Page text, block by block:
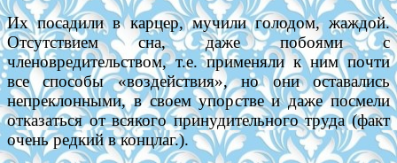
Их посадили в карцер, мучили голодом, жаждой.
Отсутствием сна, даже побоями с
членовредительством, т.е. применяли к ним почти
все способы «воздействия», но они оставались
непреклонными, в своем упорстве и даже посмели
отказаться от всякого принудительного труда (факт
очень редкий в концлаг.).